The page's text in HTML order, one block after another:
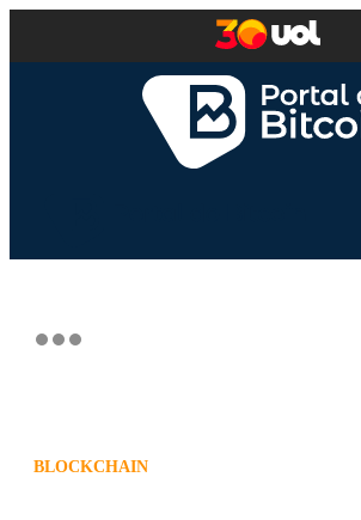
BLOCKCHAIN